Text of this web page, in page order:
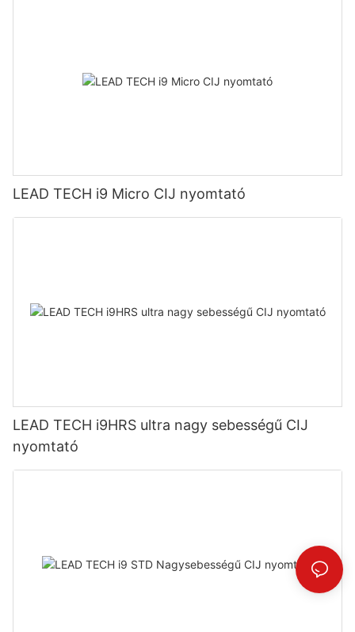
LEAD TECH i9 Micro CIJ nyomtató
LEAD TECH i9HRS ultra nagy sebességű CIJ
nyomtató